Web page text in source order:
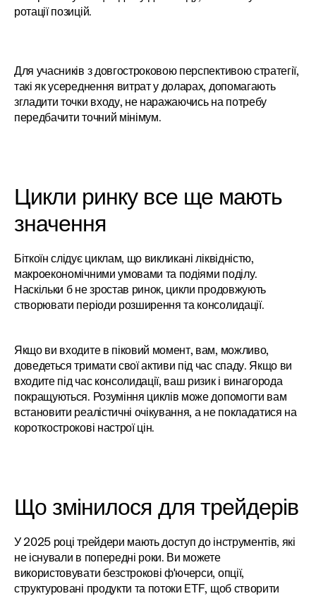
ротації позицій.
Для учасників з довгостроковою перспективою стратегії,
такі як усереднення витрат у доларах, допомагають
згладити точки входу, не наражаючись на потребу
передбачити точний мінімум.
Цикли ринку все ще мають
значення
Біткоїн слідує циклам, що викликані ліквідністю,
макроекономічними умовами та подіями поділу.
Наскільки б не зростав ринок, цикли продовжують
створювати періоди розширення та консолидації.
Якщо ви входите в піковий момент, вам, можливо,
доведеться тримати свої активи під час спаду. Якщо ви
входите під час консолидації, ваш ризик і винагорода
покращуються. Розуміння циклів може допомогти вам
встановити реалістичні очікування, а не покладатися на
короткострокові настрої цін.
Що змінилося для трейдерів
У 2025 році трейдери мають доступ до інструментів, які
не існували в попередні роки. Ви можете
використовувати безстрокові ф'ючерси, опції,
структуровані продукти та потоки ETF, щоб створити